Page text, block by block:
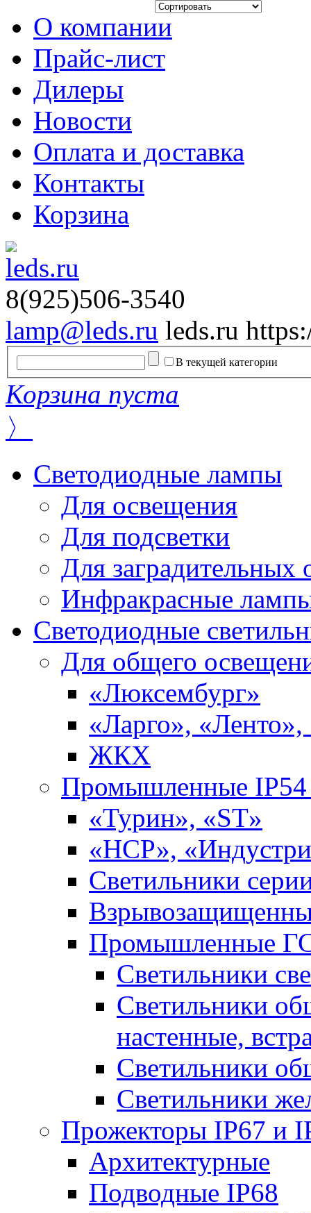
О компании
Прайс-лист
Дилеры
Новости
Оплата и доставка
Контакты
Корзина
8(925)506-3540
lamp@leds.ru leds.ru
В текущей категории
Корзина пуста
〉
Светодиодные лампы
Для освещения
Для подсветки
Для заградительных
Инфракрасные
Светодиодные
Для общего
«Люксембург»
«Ларго»,
ЖКХ
Промышленные IP54
«Турин», «ST»
«НСР»,
Светильники
Промышленные
Светильники
Светильники
настенные,
Светильники
Светильники
Прожекторы IP67 и
Архитектурные
Подводные IP68